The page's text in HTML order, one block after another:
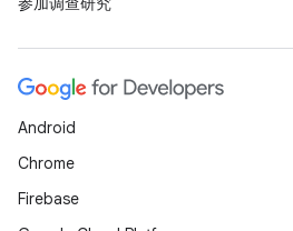
Android
Chrome
Firebase